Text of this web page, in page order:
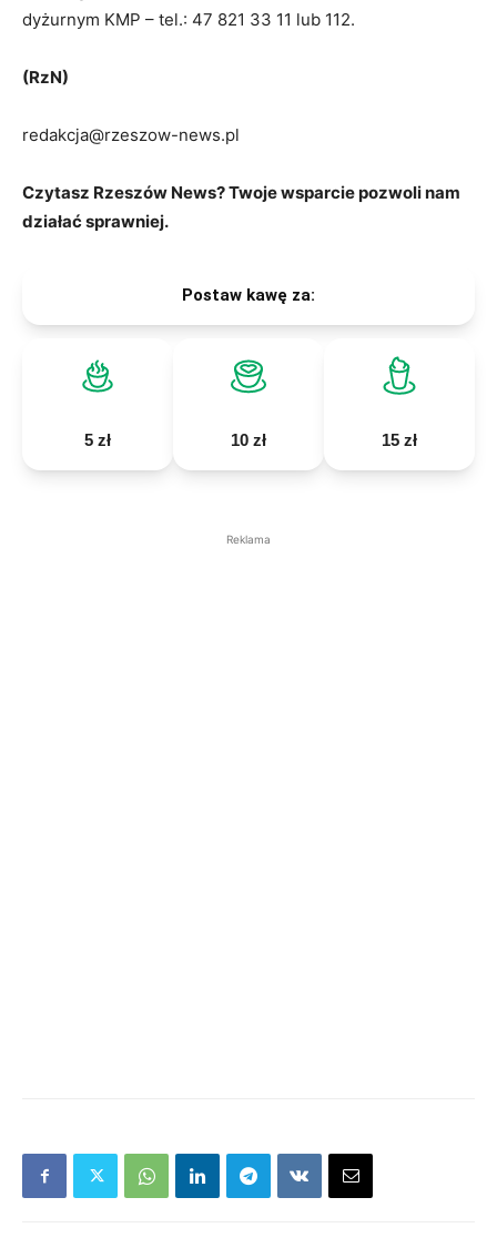
dyżurnym KMP – tel.: 47 821 33 11 lub 112.
(RzN)
redakcja@rzeszow-news.pl
Czytasz Rzeszów News? Twoje wsparcie pozwoli nam
działać sprawniej.
Postaw kawę za:
5 zł 10 zł 15 zł
Reklama